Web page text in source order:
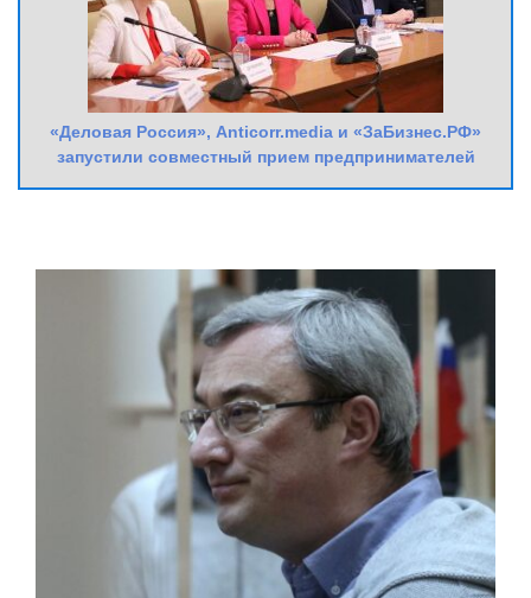
«Деловая Россия», Anticorr.media и «ЗаБизнес.РФ»
запустили совместный прием предпринимателей